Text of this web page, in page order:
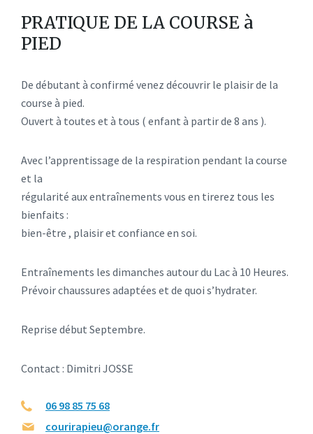
PRATIQUE DE LA COURSE à
PIED
De débutant à confirmé venez découvrir le plaisir de la
course à pied.
Ouvert à toutes et à tous ( enfant à partir de 8 ans ).
Avec l’apprentissage de la respiration pendant la course
et la
régularité aux entraînements vous en tirerez tous les
bienfaits :
bien-être , plaisir et confiance en soi.
Entraînements les dimanches autour du Lac à 10 Heures.
Prévoir chaussures adaptées et de quoi s’hydrater.
Reprise début Septembre.
Contact : Dimitri JOSSE
06 98 85 75 68
courirapieu@orange.fr